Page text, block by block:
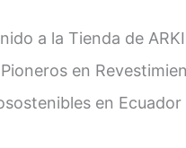
a la Tienda de
en
en Ecuador